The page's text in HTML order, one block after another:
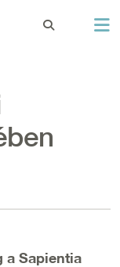
a Sapientia